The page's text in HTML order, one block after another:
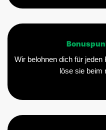
Wir belohnen dich für
löse sie beim